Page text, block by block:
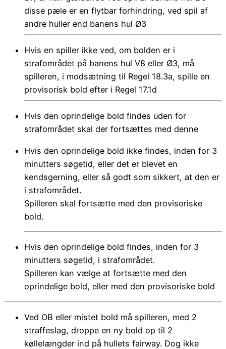
disse pæle er en flytbar forhindring, ved spil af
andre huller end banens hul Ø3
Hvis en spiller ikke ved, om bolden er i
strafområdet på banens hul V8 eller Ø3, må
spilleren, i modsætning til Regel 18.3a, spille en
provisorisk bold efter i Regel 17.1d
Hvis den oprindelige bold findes uden for
strafområdet skal der fortsættes med denne
Hvis den oprindelige bold ikke findes, inden for 3
minutters søgetid, eller det er blevet en
kendsgerning, eller så godt som sikkert, at den er
i strafområdet.
Spilleren skal fortsætte med den provisoriske
bold.
Hvis den oprindelige bold findes, inden for 3
minutters søgetid, i strafområdet.
Spilleren kan vælge at fortsætte med den
oprindelige bold, eller med den provisoriske bold
Ved OB eller mistet bold må spilleren, med 2
straffeslag, droppe en ny bold op til 2
køllelængder ind på hullets fairway. Dog ikke